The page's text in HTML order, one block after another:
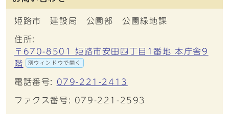
姫路市 建設局 公園部 公園緑地課
住所:
〒670-8501 姫路市安田四丁目1番地 本庁舎9
階
別ウィンドウで開く
電話番号: 079-221-2413
ファクス番号: 079-221-2593